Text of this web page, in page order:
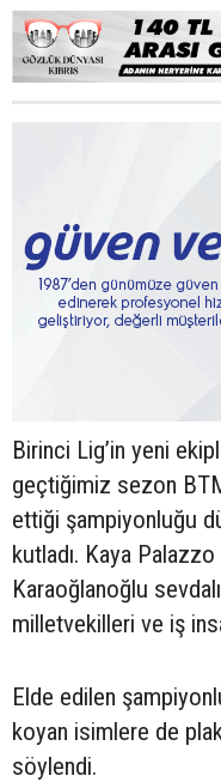
Birinci Lig’in yeni
geçtiğimiz sezon
ettiği şampiyonluğu
kutladı. Kaya
Karaoğlanoğlu
milletvekilleri ve iş
Elde edilen
koyan isimlere de
söylendi.